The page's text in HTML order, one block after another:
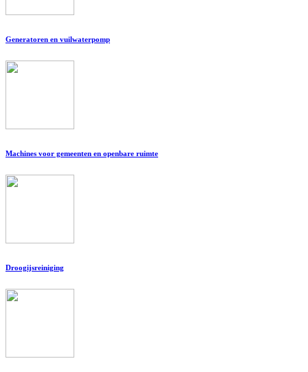
Generatoren en vuilwaterpomp
Machines voor gemeenten en openbare ruimte
Droogijsreiniging